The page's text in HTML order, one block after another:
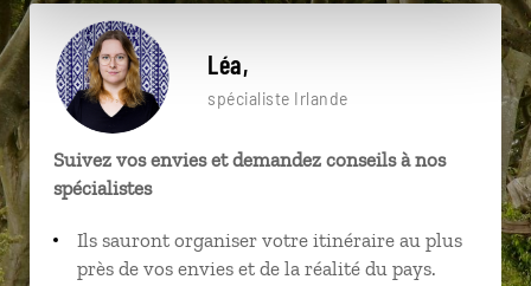
Léa,
spécialiste Irlande
Suivez vos envies et demandez conseils à nos
spécialistes
Ils sauront organiser votre itinéraire au plus
près de vos envies et de la réalité du pays.